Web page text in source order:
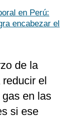
en Perú:
encabezar el
de la
el
en las
si ese